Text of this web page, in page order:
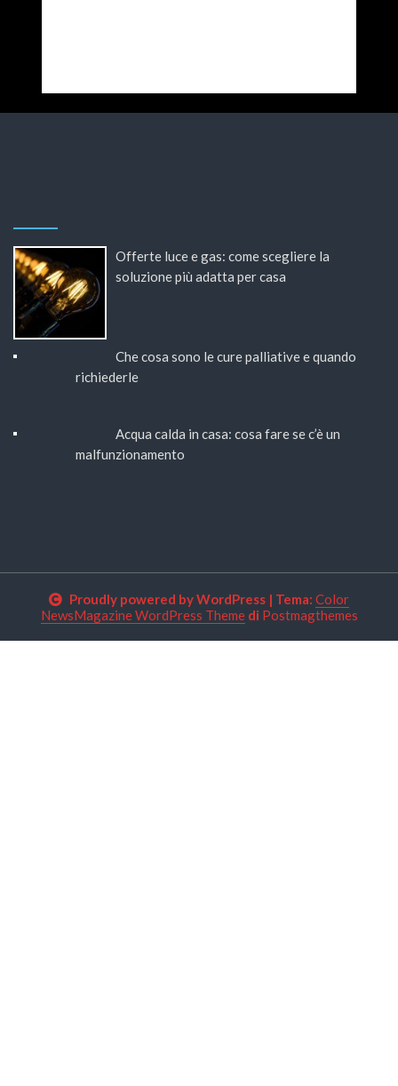
Offerte luce e gas: come scegliere la
soluzione più adatta per casa
Che cosa sono le cure palliative e quando
richiederle
Acqua calda in casa: cosa fare se c’è un
malfunzionamento
Proudly powered by WordPress | Tema: Color
NewsMagazine WordPress Themedi Postmagthemes